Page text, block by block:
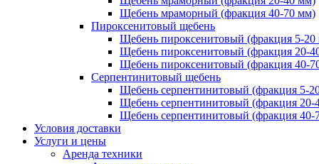
Щебень мраморный (фракция 40-70 мм)
Пироксенитовый щебень
Щебень пироксенитовый (фракция 5-
Щебень пироксенитовый (фракция 20-
Щебень пироксенитовый (фракция 40-
Серпентинитовый щебень
Щебень серпентинитовый (фракция 5-
Щебень серпентинитовый (фракция 20-
Щебень серпентинитовый (фракция 40-
Условия доставки
Услуги и цены
Аренда техники